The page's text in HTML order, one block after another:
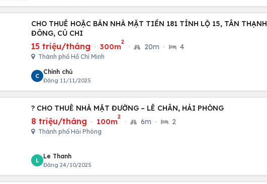
CHO THUÊ HOẶC BÁN NHÀ MẶT TIỀN 181 TỈNH LỘ 15, TÂN THẠNH
ĐÔNG, CỦ CHI
15 triệu/tháng · 300m
2
· 20m · 4
Thành phố Hồ Chí Minh
C
Chính chủ
Đăng 11/11/2025
? CHO THUÊ NHÀ MẶT ĐƯỜNG – LÊ CHÂN, HẢI PHÒNG
8 triệu/tháng · 100m
2
· 6m · 2
Thành phố Hải Phòng
L
Le Thanh
Đăng 24/10/2025